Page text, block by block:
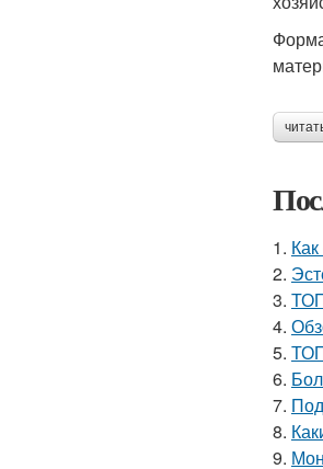
1.
2.
3.
4.
5.
6.
7.
8.
9.